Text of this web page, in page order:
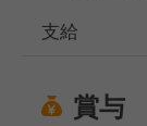
支給
賞与